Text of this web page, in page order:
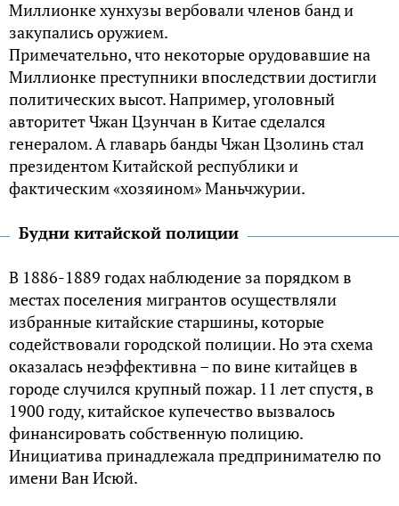
Миллионке хунхузы вербовали членов банд и
закупались оружием.
Примечательно, что некоторые орудовавшие на
Миллионке преступники впоследствии достигли
политических высот. Например, уголовный
авторитет Чжан Цзунчан в Китае сделался
генералом. А главарь банды Чжан Цзолинь стал
президентом Китайской республики и
фактическим «хозяином» Маньчжурии.
Будни китайской полиции
В 1886-1889 годах наблюдение за порядком в
местах поселения мигрантов осуществляли
избранные китайские старшины, которые
содействовали городской полиции. Но эта схема
оказалась неэффективна – по вине китайцев в
городе случился крупный пожар. 11 лет спустя, в
1900 году, китайское купечество вызвалось
финансировать собственную полицию.
Инициатива принадлежала предпринимателю по
имени Ван Исюй.